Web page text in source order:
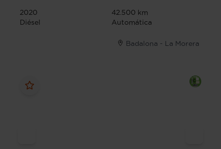
2020
42.500 km
Diésel
Automática
Badalona - La Morera